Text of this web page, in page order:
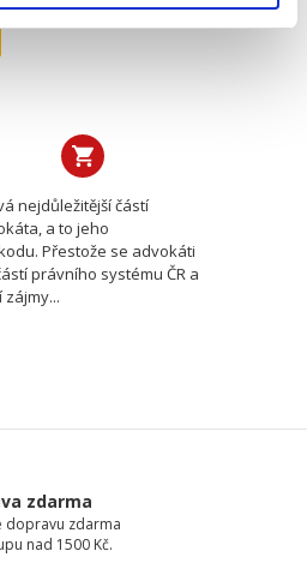
nejdůležitější částí
a to jeho
Přestože se advokáti
právního systému ČR a
zdarma
dopravu zdarma
nad 1500 Kč.